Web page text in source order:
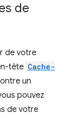
de
de votre
tête Cache-
un
pouvez
de votre